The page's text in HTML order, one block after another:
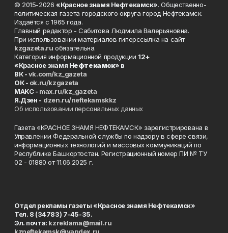
© 2015-2026 «Красное знамя Нефтекамск». Общественно-
политическая газета городского округа город Нефтекамск.
Издаётся с 1965 года.
Главный редактор - Сабитова Людмила Валерьяновна.
При использовании материалов гиперссылка на сайт
kzgazeta.ru обязательна.
Категория информационной продукции 12+
«Красное знамя Нефтекамск» в
ВК -vk.com/kz_gazeta
ОК - ok.ru/kzgazeta
MAKC - max.ru/kz_gazeta
Я.Дзен - dzen.ru/neftekamskkz
Об использовании персональных данных
Газета «КРАСНОЕ ЗНАМЯ НЕФТЕКАМСК» зарегистрирована в
Управлении Федеральной службы по надзору в сфере связи,
информационных технологий и массовых коммуникаций по
Республике Башкортостан. Регистрационный номер ПИ № ТУ
02 - 01880 от 11.06.2025 г.
Отдел рекламы газеты «Красное знамя Нефтекамск»
Тел. 8 (34783) 7-45-35.
Эл. почта: kzreklama@mail.ru